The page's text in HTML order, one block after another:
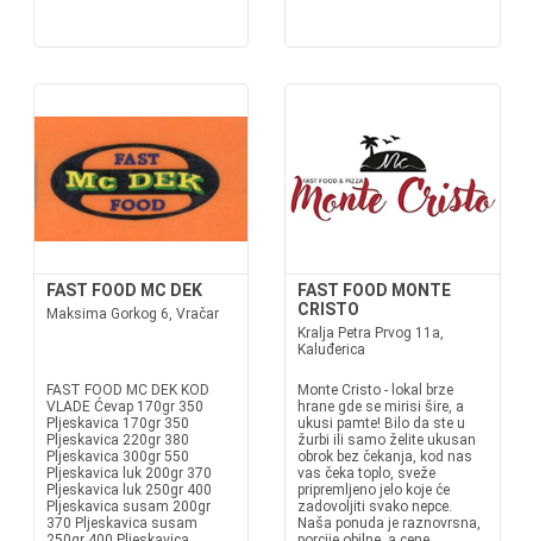
FAST FOOD MC DEK
Maksima Gorkog 6, Vračar
FAST FOOD MC DEK KOD
VLADE Ćevap 170gr 350
Pljeskavica 170gr 350
Pljeskavica 220gr 380
Pljeskavica 300gr 550
Pljeskavica luk 200gr 370
Pljeskavica luk 250gr 400
Pljeskavica susam 200gr
370 Pljeskavica susam
FAST FOOD MONTE
CRISTO
Kralja Petra Prvog 11a,
Kaluđerica
Monte Cristo - lokal brze
hrane gde se mirisi šire, a
ukusi pamte! Bilo da ste u
žurbi ili samo želite ukusan
obrok bez čekanja, kod nas
vas čeka toplo, sveže
pripremljeno jelo koje će
zadovoljiti svako nepce.
Naša ponuda je raznovrsna,